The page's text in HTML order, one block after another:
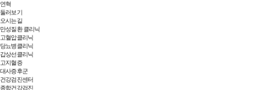
연혁
둘러보기
오시는길
만성질환 클리닉
고혈압클리닉
당뇨병클리닉
갑상선클리닉
고지혈증
대사증후군
건강검진센터
종합건강검진